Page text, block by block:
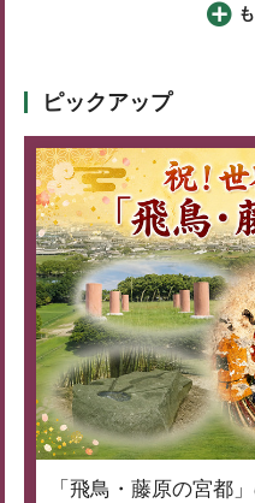
ピックアップ
「飛鳥・藤原の宮都